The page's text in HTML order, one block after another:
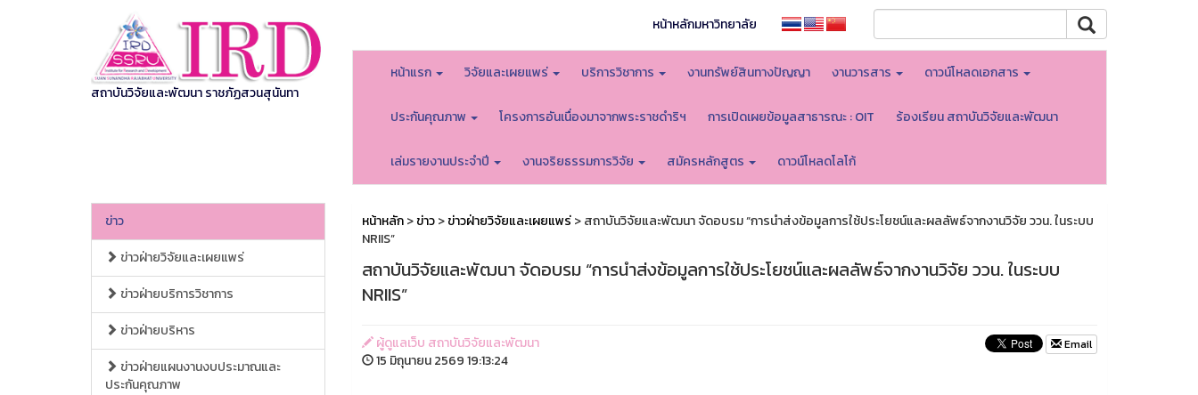
สถาบันวิจัยและพัฒนา ราชภัฏสวนสุนันทา
หน้าหลักมหาวิทยาลัย
หน้าแรก วิจัยและเผยแพร่ บริการวิชาการ งานทรัพย์สินทางปัญญา งานวารสาร ดาวน์โหลดเอกสาร
ประกันคุณภาพ โครงการอันเนื่องมาจากพระราชดำริฯ การเปิดเผยข้อมูลสาธารณะ : OIT ร้องเรียน สถาบันวิจัยและพัฒนา
เล่มรายงานประจำปี งานจริยธรรมการวิจัย สมัครหลักสูตร ดาวน์โหลดโลโก้
ข่าว
ข่าวฝ่ายวิจัยและเผยแพร่
ข่าวฝ่ายบริการวิชาการ
ข่าวฝ่ายบริหาร
ข่าวฝ่ายแผนงานงบประมาณและ
ประกันคุณภาพ
หน้าหลัก>ข่าว>ข่าวฝ่ายวิจัยและเผยแพร่> สถาบันวิจัยและพัฒนา จัดอบรม “การนำส่งข้อมูลการใช้ประโยชน์และผลลัพธ์จากงานวิจัย ววน. ในระบบ
NRIIS”
สถาบันวิจัยและพัฒนา จัดอบรม “การนำส่งข้อมูลการใช้ประโยชน์และผลลัพธ์จากงานวิจัย ววน. ในระบบ
NRIIS”
ผู้ดูแลเว็บ สถาบันวิจัยและพัฒนา
15 มิถุนายน 2569 19:13:24
Email